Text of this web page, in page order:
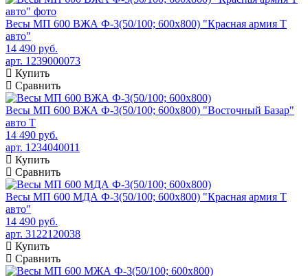
Весы МП 600 ВЖА Ф-3(50/100; 600х800) "Красная армия Т
авто"
14 490 руб.
арт. 1239000073
Купить
Сравнить
Весы МП 600 ВЖА Ф-3(50/100; 600х800) "Восточный Базар"
авто Т
14 490 руб.
арт. 1234040011
Купить
Сравнить
Весы МП 600 МДА Ф-3(50/100; 600х800) "Красная армия Т
авто"
14 490 руб.
арт. 3122120038
Купить
Сравнить